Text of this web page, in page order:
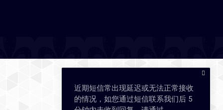
近期短信常出现延迟或无法正常接收
的情况，如您通过短信联系我们后 5